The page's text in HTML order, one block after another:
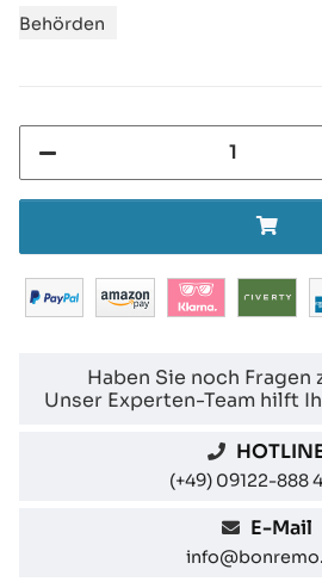
Behörden
Haben Sie noch Fragen
Unser Experten-Team hilft
(+49) 09122-888
E-Mail